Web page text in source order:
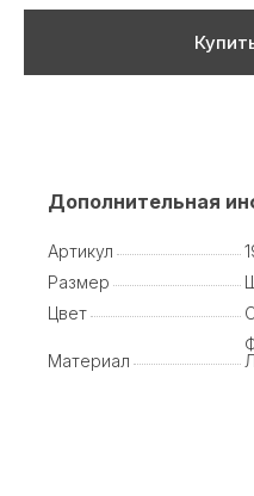
Дополнительная
Артикул
Размер
Цвет
Материал